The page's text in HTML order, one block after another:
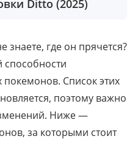
Ditto (2025)
знаете, где он прячется?
способности
покемонов. Список этих
поэтому важно
Ниже —
за которыми стоит